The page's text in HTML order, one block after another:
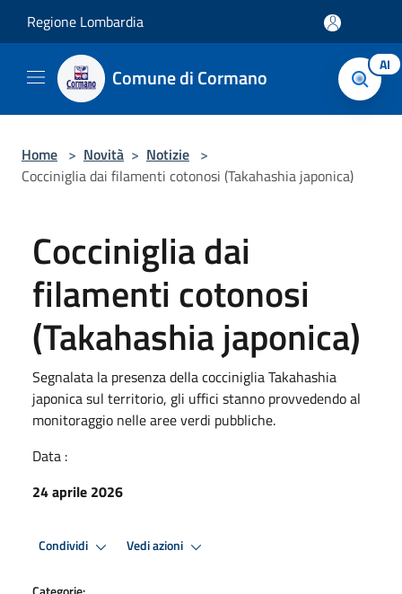
Regione Lombardia
Comune di Cormano AI
Home > Novità > Notizie >
Cocciniglia dai filamenti cotonosi (Takahashia japonica)
Cocciniglia dai
filamenti cotonosi
(Takahashia japonica)
Segnalata la presenza della cocciniglia Takahashia
japonica sul territorio, gli uffici stanno provvedendo al
monitoraggio nelle aree verdi pubbliche.
Data :
24 aprile 2026
Condividi Vedi azioni